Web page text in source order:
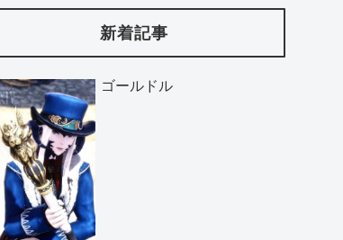
新着記事
ゴールドル